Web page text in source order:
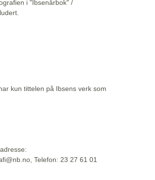
i "Ibsenårbok" /
kun tittelen på Ibsens verk som
Telefon: 23 27 61 01